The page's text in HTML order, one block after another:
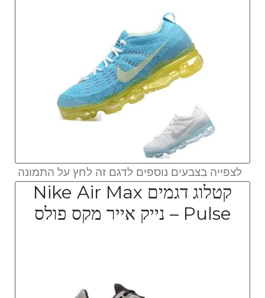
לצפייה בצבעים נוספים לדגם זה לחץ על התמונה
קטלוג דגמים Nike Air Max
Pulse – נייק אייר מקס פולס